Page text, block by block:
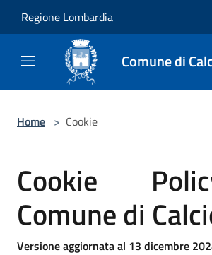
Regione Lombardia
Comune di
Home > Cookie
Cookie
Comune di
Versione aggiornata al 13 dicembre